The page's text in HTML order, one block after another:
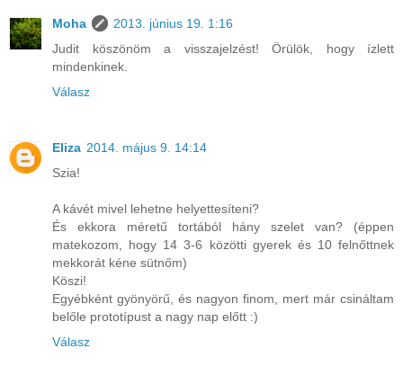
Moha
2013. június 19. 1:16
Judit köszönöm a visszajelzést! Örülök, hogy ízlett
mindenkinek.
Válasz
Eliza 2014. május 9. 14:14
Szia!
A kávét mivel lehetne helyettesíteni?
És ekkora méretű tortából hány szelet van? (éppen
matekozom, hogy 14 3-6 közötti gyerek és 10 felnőttnek
mekkorát kéne sütnőm)
Köszi!
Egyébként gyönyörű, és nagyon finom, mert már csináltam
belőle prototípust a nagy nap előtt :)
Válasz